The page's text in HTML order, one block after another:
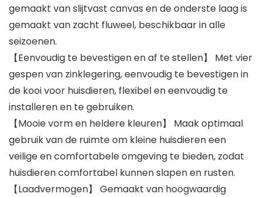
gemaakt van slijtvast canvas en de onderste laag is
gemaakt van zacht fluweel, beschikbaar in alle
seizoenen.
【Eenvoudig te bevestigen en af te stellen】 Met vier
gespen van zinklegering, eenvoudig te bevestigen in
de kooi voor huisdieren, flexibel en eenvoudig te
installeren en te gebruiken.
【Mooie vorm en heldere kleuren】 Maak optimaal
gebruik van de ruimte om kleine huisdieren een
veilige en comfortabele omgeving te bieden, zodat
huisdieren comfortabel kunnen slapen en rusten.
【Laadvermogen】 Gemaakt van hoogwaardig